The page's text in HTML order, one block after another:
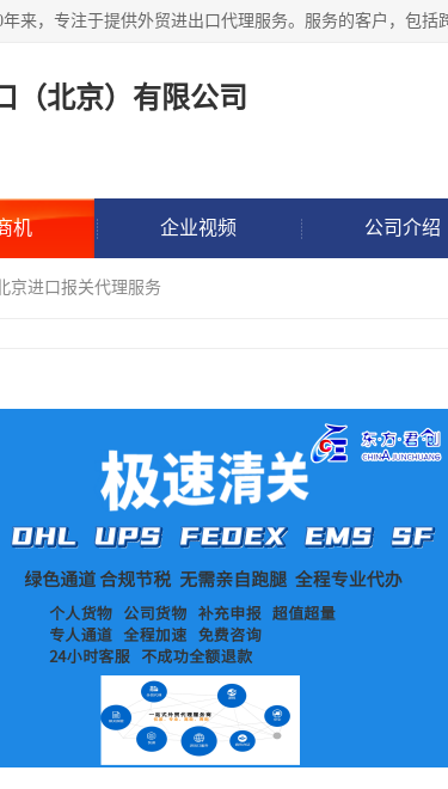
（北京）有限公司
机 企业视频 公司介绍
京进口报关代理服务